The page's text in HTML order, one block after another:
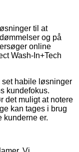
til at
og på
online
Wash-In+Tech
set habile løsninger
kundefokus.
det muligt at notere
kan tages i brug
kunderne er.